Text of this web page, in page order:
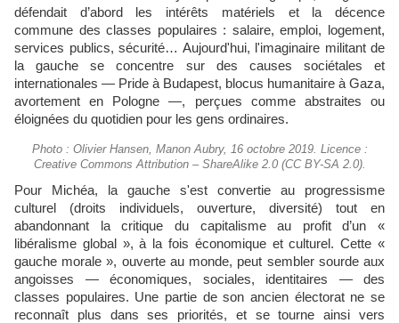
défendait d’abord les intérêts matériels et la décence
commune des classes populaires : salaire, emploi, logement,
services publics, sécurité… Aujourd'hui, l'imaginaire militant de
la gauche se concentre sur des causes sociétales et
internationales — Pride à Budapest, blocus humanitaire à Gaza,
avortement en Pologne —, perçues comme abstraites ou
éloignées du quotidien pour les gens ordinaires.
Photo : Olivier Hansen, Manon Aubry, 16 octobre 2019. Licence :
Creative Commons Attribution – ShareAlike 2.0 (CC BY-SA 2.0).
Pour Michéa, la gauche s'est convertie au progressisme
culturel (droits individuels, ouverture, diversité) tout en
abandonnant la critique du capitalisme au profit d’un «
libéralisme global », à la fois économique et culturel. Cette «
gauche morale », ouverte au monde, peut sembler sourde aux
angoisses — économiques, sociales, identitaires — des
classes populaires. Une partie de son ancien électorat ne se
reconnaît plus dans ses priorités, et se tourne ainsi vers